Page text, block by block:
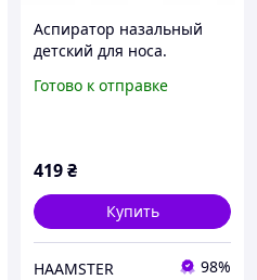
Аспиратор назальный
детский для носа.
Sniffing Equipment
Готово к отправке
419₴
Купить
HAAMSTER 98%